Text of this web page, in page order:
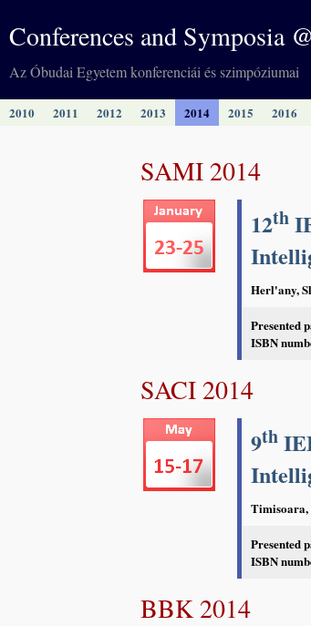
Conferences and Symposia
Az Óbudai Egyetem konferenciái és szimpóziumai
2010 2011 2012 2013 2014 2015 2016
SAMI 2014
12th
Herl'any,
Presented
ISBN
SACI 2014
9th
Timisoara,
Presented
ISBN
BBK 2014